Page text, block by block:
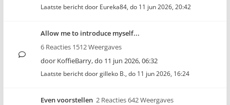
Laatste bericht door Eureka84, do 11 jun 2026, 20:42
Allow me to introduce myself...
6 Reacties 1512 Weergaves
door KoffieBarry,do 11 jun 2026, 06:32
Laatste bericht doorgilleko B., do 11 jun 2026, 16:24
Even voorstellen 2 Reacties 642 Weergaves